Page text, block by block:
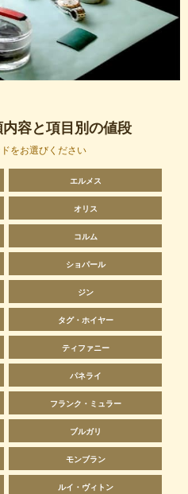
容と項目別の値段
をお選びください
エルメス
オリス
コルム
ショパール
ジン
タグ・ホイヤー
ティファニー
パネライ
フランク・ミュラー
ブルガリ
モンブラン
ルイ・ヴィトン